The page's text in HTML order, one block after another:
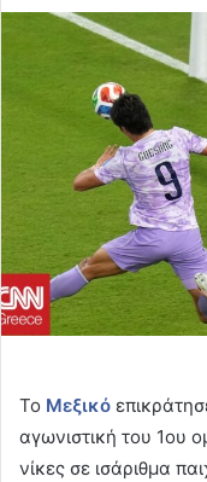
email
Το Μεξικό
αγωνιστική του 1ου
νίκες σε ισάριθμα